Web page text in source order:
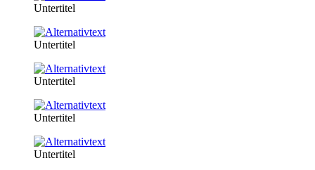
Untertitel
Untertitel
Untertitel
Untertitel
Untertitel